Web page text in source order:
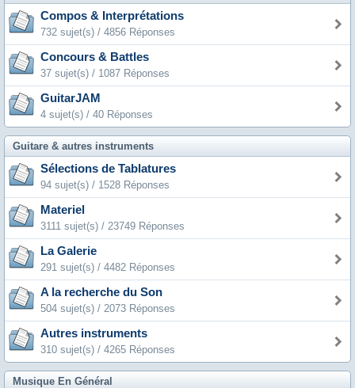
Compos & Interprétations
732 sujet(s) / 4856 Réponses
Concours & Battles
37 sujet(s) / 1087 Réponses
GuitarJAM
4 sujet(s) / 40 Réponses
Guitare & autres instruments
Sélections de Tablatures
94 sujet(s) / 1528 Réponses
Materiel
3111 sujet(s) / 23749 Réponses
La Galerie
291 sujet(s) / 4482 Réponses
A la recherche du Son
504 sujet(s) / 2073 Réponses
Autres instruments
310 sujet(s) / 4265 Réponses
Musique En Général